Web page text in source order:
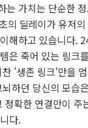
는 가치는 단순한
의 딜레이가 유저
해하고 있습니다.
은 죽어 있는 링크
'생존 링크'만을
하던 당신의 모습
정확한 연결만이 주
다.